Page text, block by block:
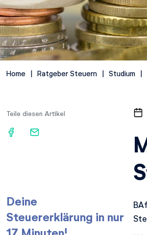
Home Ratgeber Steuern Studium
Teile diesen Artikel
Deine
Steuererklärung in nur